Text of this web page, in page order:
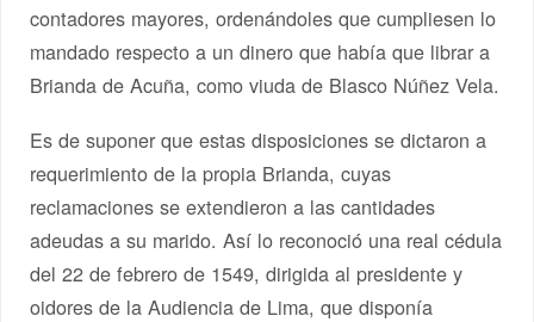
contadores mayores, ordenándoles que cumpliesen lo
mandado respecto a un dinero que había que librar a
Brianda de Acuña, como viuda de Blasco Núñez Vela.
Es de suponer que estas disposiciones se dictaron a
requerimiento de la propia Brianda, cuyas
reclamaciones se extendieron a las cantidades
adeudas a su marido. Así lo reconoció una real cédula
del 22 de febrero de 1549, dirigida al presidente y
oidores de la Audiencia de Lima, que disponía